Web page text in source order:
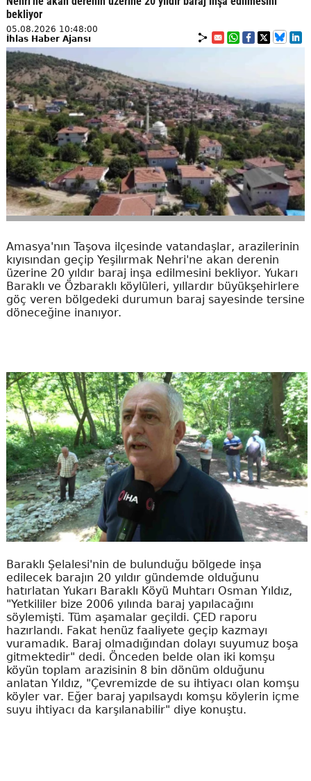
bekliyor
05.08.2026 10:48:00
İhlas Haber Ajansı
Amasya'nın Taşova ilçesinde vatandaşlar, arazilerinin
kıyısından geçip Yeşilırmak Nehri'ne akan derenin
üzerine 20 yıldır baraj inşa edilmesini bekliyor. Yukarı
Baraklı ve Özbaraklı köylüleri, yıllardır büyükşehirlere
göç veren bölgedeki durumun baraj sayesinde tersine
döneceğine inanıyor.
Baraklı Şelalesi'nin de bulunduğu bölgede inşa
edilecek barajın 20 yıldır gündemde olduğunu
hatırlatan Yukarı Baraklı Köyü Muhtarı Osman Yıldız,
"Yetkililer bize 2006 yılında baraj yapılacağını
söylemişti. Tüm aşamalar geçildi. ÇED raporu
hazırlandı. Fakat henüz faaliyete geçip kazmayı
vuramadık. Baraj olmadığından dolayı suyumuz boşa
gitmektedir" dedi. Önceden belde olan iki komşu
köyün toplam arazisinin 8 bin dönüm olduğunu
anlatan Yıldız, "Çevremizde de su ihtiyacı olan komşu
köyler var. Eğer baraj yapılsaydı komşu köylerin içme
suyu ihtiyacı da karşılanabilir" diye konuştu.